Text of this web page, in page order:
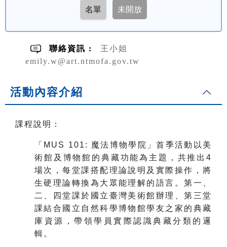
聯絡資訊 :
王小姐
emily.w@art.ntmofa.gov.tw
活動內容介紹
課程說明：
「MUS 101: 魔法博物學院」首季活動以美
術館及博物館的典藏功能為主題，共推出4
場次，每堂課搭配理論說明及實際操作，將
生硬理論轉換為大眾能理解的語言。第一、
二、四堂課於國立臺灣美術館辦理、第三堂
課結合國立自然科學博物館學友之家的典藏
庫資源，帶領學員實際認識典藏分類的邏
輯。